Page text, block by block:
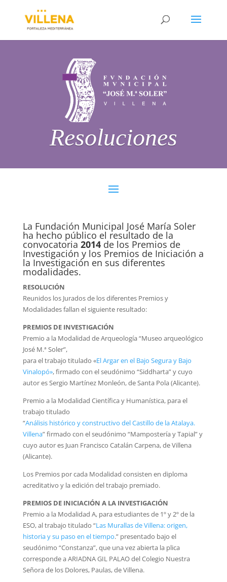
Resoluciones
La Fundación Municipal José María Soler
ha hecho público el resultado de la
convocatoria 2014de los Premios de
Investigación y los Premios de Iniciación a
la Investigación en sus diferentes
modalidades.
RESOLUCIÓN
Reunidos los Jurados de los diferentes Premios y
Modalidades fallan el siguiente resultado:
PREMIOS DE INVESTIGACIÓN
Premio a la Modalidad de Arqueología “Museo arqueológico
José M.ª Soler”,
para el trabajo titulado «El Argar en el Bajo Segura y Bajo
Vinalopó», firmado con el seudónimo “Siddharta” y cuyo
autor es Sergio Martínez Monleón, de Santa Pola (Alicante).
Premio a la Modalidad Científica y Humanística, para el
trabajo titulado
“Análisis histórico y constructivo del Castillo de la Atalaya.
Villena”firmado con el seudónimo “Mampostería y Tapial” y
cuyo autor es Juan Francisco Catalán Carpena, de Villena
(Alicante).
Los Premios por cada Modalidad consisten en diploma
acreditativo y la edición del trabajo premiado.
PREMIOS DE INICIACIÓN A LA INVESTIGACIÓN
Premio a la Modalidad A, para estudiantes de 1º y 2º de la
ESO, al trabajo titulado “Las Murallas de Villena: origen,
historia y su paso en el tiempo.” presentado bajo el
seudónimo “Constanza”, que una vez abierta la plica
corresponde a ARIADNA GIL PALAO del Colegio Nuestra
Señora de los Dolores, Paulas, de Villena.